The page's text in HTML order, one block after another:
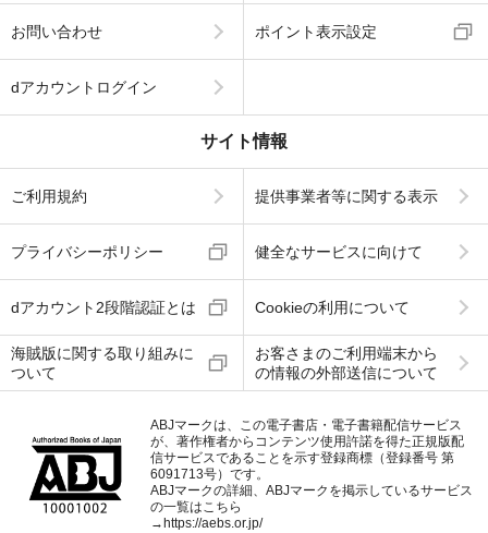
お問い合わせ ポイント表示設定
dアカウントログイン
サイト情報
ご利用規約 提供事業者等に関する表示
プライバシーポリシー 健全なサービスに向けて
dアカウント2段階認証とは Cookieの利用について
海賊版に関する取り組みに
ついて
お客さまのご利用端末から
の情報の外部送信について
ABJマークは、この電子書店・電子書籍配信サービス
が、著作権者からコンテンツ使用許諾を得た正規版配
信サービスであることを示す登録商標（登録番号 第
6091713号）です。
ABJマークの詳細、ABJマークを掲示しているサービス
の一覧はこちら
→ https://aebs.or.jp/